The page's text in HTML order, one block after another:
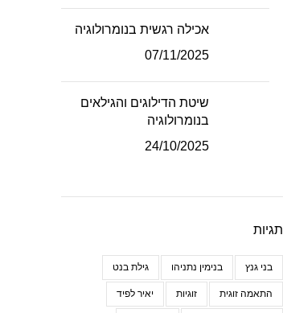
אכילה רגשית בנומרולוגיה
07/11/2025
שיטת הדילוגים והגילאים
בנומרולוגיה
24/10/2025
תגיות
בני גנץ בנימין נתניהו גילת בנט
התאמה זוגית זוגיות יאיר לפיד